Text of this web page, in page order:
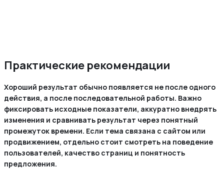
Практические рекомендации
Хороший результат обычно появляется не после одного
действия, а после последовательной работы. Важно
фиксировать исходные показатели, аккуратно внедрять
изменения и сравнивать результат через понятный
промежуток времени. Если тема связана с сайтом или
продвижением, отдельно стоит смотреть на поведение
пользователей, качество страниц и понятность
предложения.